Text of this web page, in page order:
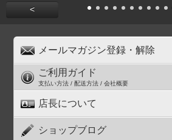
<
メールマガジン登録・解除
ご利用ガイド
支払い方法 / 配送方法 / 会社概要
店長について
ショップブログ